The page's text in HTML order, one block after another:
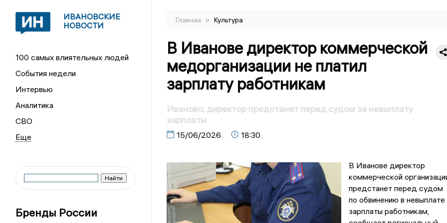
ИВАНОВСКИЕ
НОВОСТИ
100 самых влиятельных людей
События недели
Интервью
Аналитика
СВО
Бренды России
Главная > Культура
В Иванове директор коммерческой
медорганизации не платил
зарплату работникам
Иваново: директор предстанет перед судом за невыплату
зарплаты
15/06/2026 18:30
В Иванове директор
коммерческой
предстанет перед судом
по обвинению в невыплате
зарплаты работникам,